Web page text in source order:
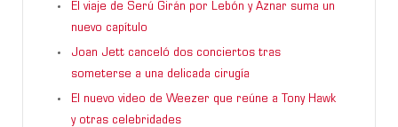
El viaje de Serú Girán por Lebón y Aznar suma un
nuevo capítulo
Joan Jett canceló dos conciertos tras
someterse a una delicada cirugía
El nuevo video de Weezer que reúne a Tony Hawk
y otras celebridades